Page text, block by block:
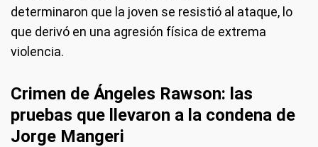
determinaron que la joven se resistió al ataque, lo
que derivó en una agresión física de extrema
violencia.
Crimen de Ángeles Rawson: las
pruebas que llevaron a la condena de
Jorge Mangeri